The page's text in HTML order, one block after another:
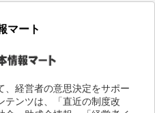
マート
、経営者の意思決定をサポー
テンツは、「直近の制度改